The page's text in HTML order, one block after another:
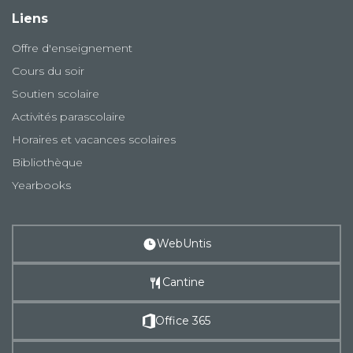
Liens
Offre d'enseignement
Cours du soir
Soutien scolaire
Activités parascolaire
Horaires et vacances scolaires
Bibliothèque
Yearbooks
WebUntis
Cantine
Office 365